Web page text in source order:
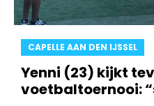
CAPELLE AAN DEN IJSSEL
Yenni (23) kijkt
voetbaltoernooi: